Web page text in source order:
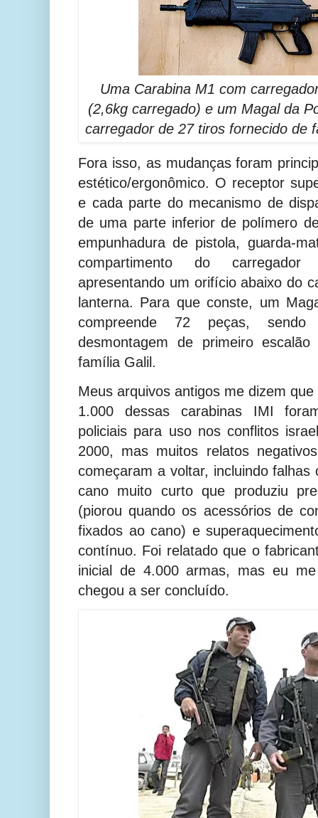
Uma Carabina M1 com
(2,6kg carregado) e um Magal da
carregador de 27 tiros fornecido de
Fora isso, as mudanças foram
estético/ergonômico. O receptor
e cada parte do mecanismo de
de uma parte inferior de polímero
empunhadura de pistola, guarda-
compartimento do
apresentando um orifício abaixo do
lanterna. Para que conste, um
compreende 72 peças,
desmontagem de primeiro
família Galil.
Meus arquivos antigos me dizem
1.000 dessas carabinas IMI
policiais para uso nos conflitos
2000, mas muitos relatos
começaram a voltar, incluindo falhas
cano muito curto que produziu
(piorou quando os acessórios de
fixados ao cano) e
contínuo. Foi relatado que o
inicial de 4.000 armas, mas eu
chegou a ser concluído.